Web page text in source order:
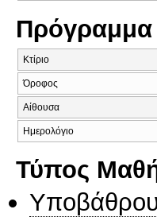
Πρόγραμμα
Κτίριο
Όροφος
Αίθουσα
Ημερολόγιο
Τύπος